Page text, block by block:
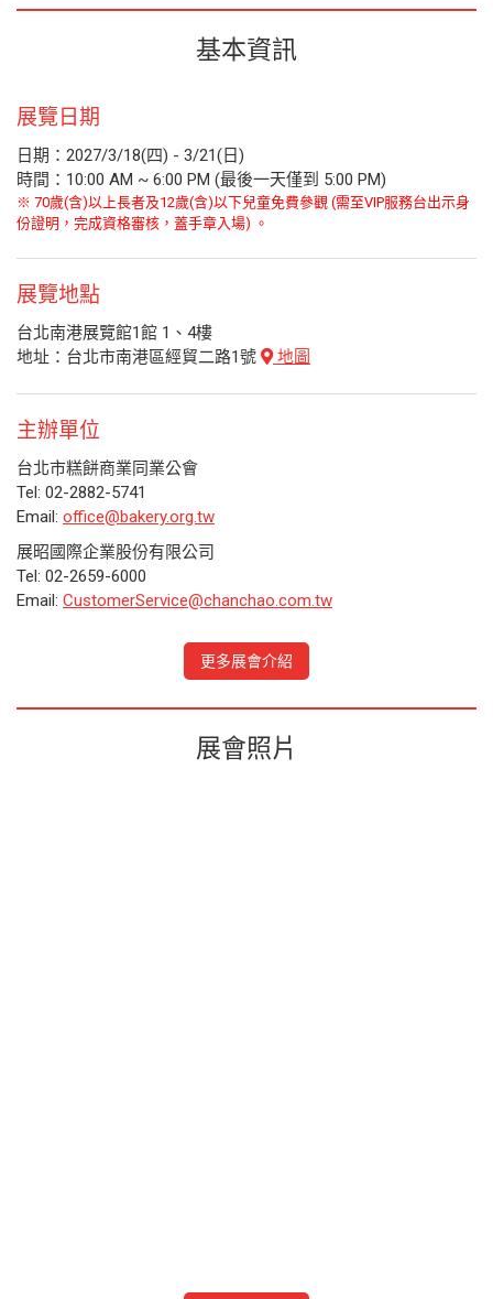
基本資訊
展覽日期
日期：2027/3/18(四) - 3/21(日)
時間：10:00 AM ~ 6:00 PM (最後一天僅到 5:00 PM)
※ 70歲(含)以上長者及12歲(含)以下兒童免費參觀 (需至VIP服務台出示身
份證明，完成資格審核，蓋手章入場) 。
展覽地點
台北南港展覽館1館 1、4樓
地址：台北市南港區經貿二路1號
地圖
主辦單位
台北市糕餅商業同業公會
Tel: 02-2882-5741
Email: office@bakery.org.tw
展昭國際企業股份有限公司
Tel: 02-2659-6000
Email: CustomerService@chanchao.com.tw
更多展會介紹
展會照片